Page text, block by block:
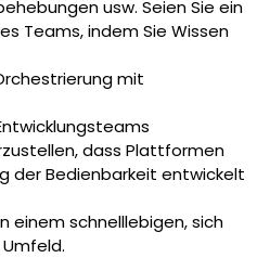
usw. Seien Sie ein
Teams, indem Sie Wissen
mit
dass Plattformen
der Bedienbarkeit entwickelt
einem schnelllebigen, sich